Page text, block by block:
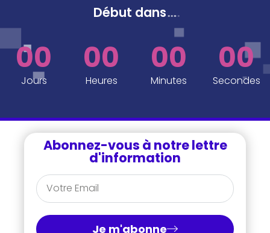
Début dans ..
...
00
Jours
00
Heures
00
Minutes
00
Secondes
Abonnez-vous à notre lettre
d'information
Je m'abonne